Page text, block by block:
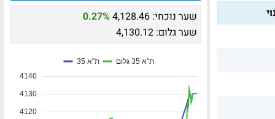
שער נוכחי: 4,128.46
0.27%
שער גלום: 4,130.12